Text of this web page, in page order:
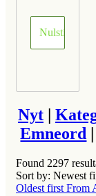
Nyt|
Emneord
Found 2297
Sort by: Newest
Oldest first From